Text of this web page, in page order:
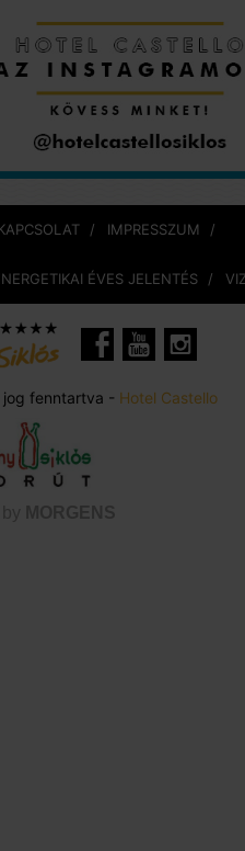
IMPRESSZUM
ÉVES JELENTÉS
fenntartva - Hotel Castello